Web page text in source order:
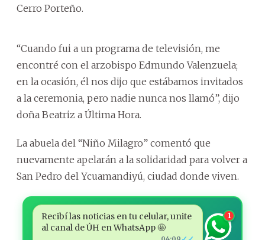
Cerro Porteño.
“Cuando fui a un programa de televisión, me
encontré con el arzobispo Edmundo Valenzuela;
en la ocasión, él nos dijo que estábamos invitados
a la ceremonia, pero nadie nunca nos llamó”, dijo
doña Beatriz a Última Hora.
La abuela del “Niño Milagro” comentó que
nuevamente apelarán a la solidaridad para volver a
San Pedro del Ycuamandiyú, ciudad donde viven.
Recibí las noticias en tu celular, unite
al canal de ÚH en WhatsApp 🤩
1